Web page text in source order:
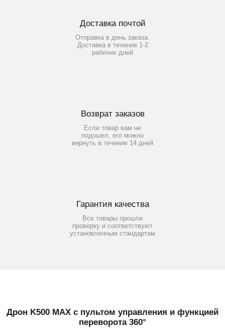
Доставка почтой
Отправка в день заказа.
Доставка в течение 1-2
рабочих дней
Возврат заказов
Если товар вам не
подошел, его можно
вернуть в течение 14 дней
Гарантия качества
Все товары прошли
проверку и соответствуют
установленным стандартам
Дрон K500 MAX с пультом управления и функцией
переворота 360°